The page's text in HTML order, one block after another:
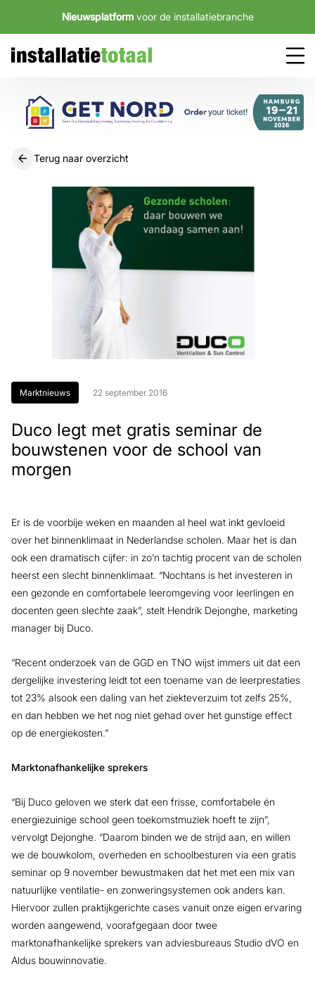
Nieuwsplatform voor de installatiebranche
Terug naar overzicht
Marktnieuws 22 september 2016
Duco legt met gratis seminar de
bouwstenen voor de school van
morgen
Er is de voorbije weken en maanden al heel wat inkt gevloeid
over het binnenklimaat in Nederlandse scholen. Maar het is dan
ook een dramatisch cijfer: in zo’n tachtig procent van de scholen
heerst een slecht binnenklimaat. “Nochtans is het investeren in
een gezonde en comfortabele leeromgeving voor leerlingen en
docenten geen slechte zaak”, stelt Hendrik Dejonghe, marketing
manager bij Duco.
“Recent onderzoek van de GGD en TNO wijst immers uit dat een
dergelijke investering leidt tot een toename van de leerprestaties
tot 23% alsook een daling van het ziekteverzuim tot zelfs 25%,
en dan hebben we het nog niet gehad over het gunstige effect
op de energiekosten.”
Marktonafhankelijke sprekers
“Bij Duco geloven we sterk dat een frisse, comfortabele én
energiezuinige school geen toekomstmuziek hoeft te zijn”,
vervolgt Dejonghe. “Daarom binden we de strijd aan, en willen
we de bouwkolom, overheden en schoolbesturen via een gratis
seminar op 9 november bewustmaken dat het met een mix van
natuurlijke ventilatie- en zonweringsystemen ook anders kan.
Hiervoor zullen praktijkgerichte cases vanuit onze eigen ervaring
worden aangewend, voorafgegaan door twee
marktonafhankelijke sprekers van adviesbureaus Studio dVO en
Aldus bouwinnovatie.